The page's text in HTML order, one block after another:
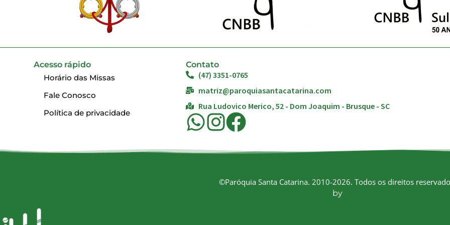
Acesso rápido
Horário das Missas
Fale Conosco
Política de privacidade
Contato
(47) 3351-0765
matriz@paroquiasantacatarina.com
Rua Ludovico Merico, 52 - Dom Joaquim - Brusque - SC
©Paróquia Santa Catarina. 2010-2026. Todos os direitos
by